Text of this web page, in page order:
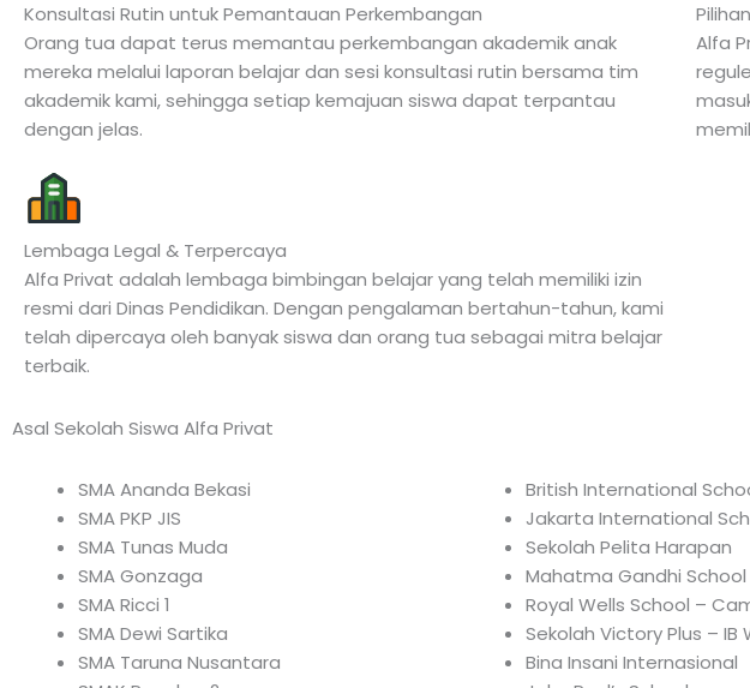
Konsultasi Rutin untuk Pemantauan Perkembangan
Orang tua dapat terus memantau perkembangan akademik anak
mereka melalui laporan belajar dan sesi konsultasi rutin bersama tim
akademik kami, sehingga setiap kemajuan siswa dapat terpantau
dengan jelas.
Lembaga Legal & Terpercaya
Alfa Privat adalah lembaga bimbingan belajar yang telah memiliki izin
resmi dari Dinas Pendidikan. Dengan pengalaman bertahun-tahun, kami
telah dipercaya oleh banyak siswa dan orang tua sebagai mitra belajar
terbaik.
Alfa
Asal Sekolah Siswa Alfa Privat
SMA Ananda Bekasi
SMA PKP JIS
SMA Tunas Muda
SMA Gonzaga
SMA Ricci 1
SMA Dewi Sartika
SMA Taruna Nusantara
British International
Jakarta International
Sekolah Pelita Harapan
Mahatma Gandhi School
Royal Wells School –
Sekolah Victory Plus – IB
Bina Insani Internasional